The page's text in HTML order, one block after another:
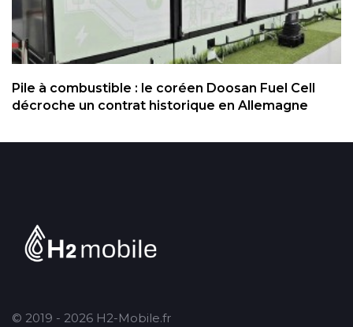
Pile à combustible : le coréen Doosan Fuel Cell
décroche un contrat historique en Allemagne
© 2019 - 2026 H2-Mobile.fr